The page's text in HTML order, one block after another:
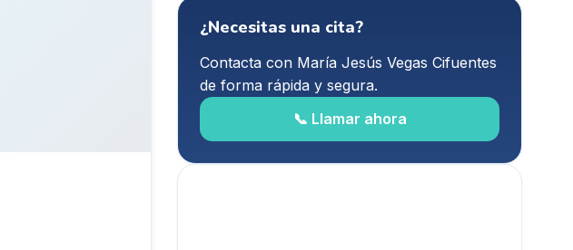
¿Necesitas una cita?
Contacta con María Jesús Vegas Cifuentes
de forma rápida y segura.
📞 Llamar ahora